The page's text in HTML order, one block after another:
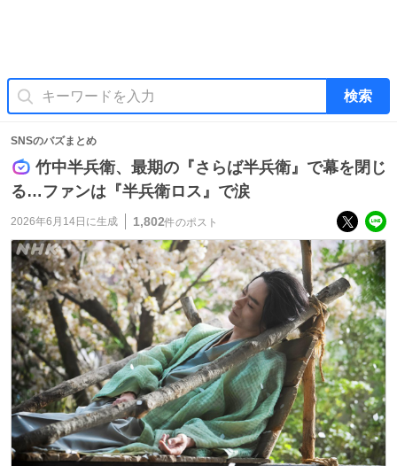
検索
SNSのバズまとめ
竹中半兵衛、最期の『さらば半兵衛』で幕を閉じ
る…ファンは『半兵衛ロス』で涙
2026年6月14日 に生成 1,802件のポスト